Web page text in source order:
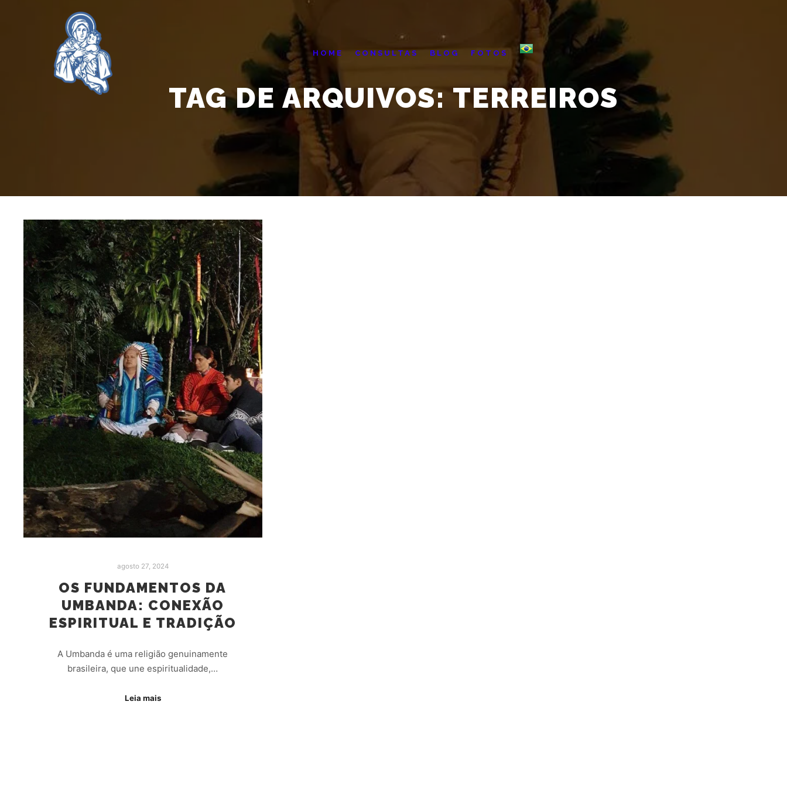
HOME CONSULTAS BLOG FOTOS
TAG DE ARQUIVOS: TERREIROS
agosto 27, 2024
OS FUNDAMENTOS DA
UMBANDA: CONEXÃO
ESPIRITUAL E TRADIÇÃO
A Umbanda é uma religião genuinamente
brasileira, que une espiritualidade,…
Leia mais